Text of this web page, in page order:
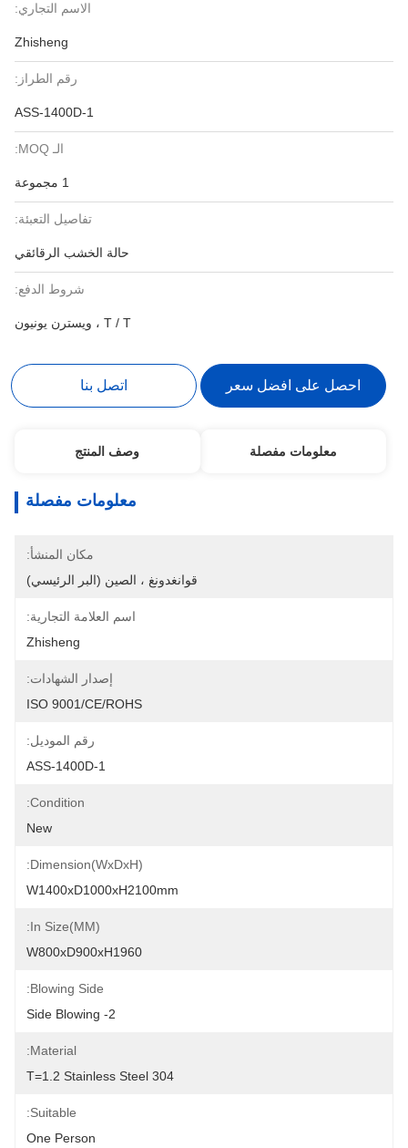
الاسم التجاري:
Zhisheng
رقم الطراز:
ASS-1400D-1
الـ MOQ:
1 مجموعة
تفاصيل التعبئة:
حالة الخشب الرقائقي
شروط الدفع:
T / T ، ويسترن يونيون
احصل على افضل سعر اتصل بنا
معلومات مفصلة وصف المنتج
معلومات مفصلة
مكان المنشأ:
قوانغدونغ ، الصين (البر الرئيسي)
اسم العلامة التجارية:
Zhisheng
إصدار الشهادات:
ISO 9001/CE/ROHS
رقم الموديل:
ASS-1400D-1
Condition:
New
Dimension(WxDxH):
W1400xD1000xH2100mm
In Size(MM):
W800xD900xH1960
Blowing Side:
2- Side Blowing
Material:
T=1.2 Stainless Steel 304
Suitable:
One Person